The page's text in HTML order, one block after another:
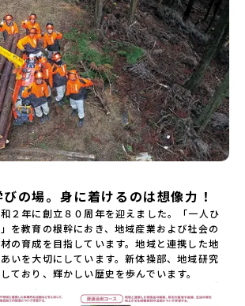
の場。身に着けるのは想像力！
２年に創立８０周年を迎えました。「一人ひ
を教育の根幹におき、地域産業および社会の
の育成を目指しています。地域と連携した地
いを大切にしています。新体操部、地域研究
ており、輝かしい歴史を歩んでいます。